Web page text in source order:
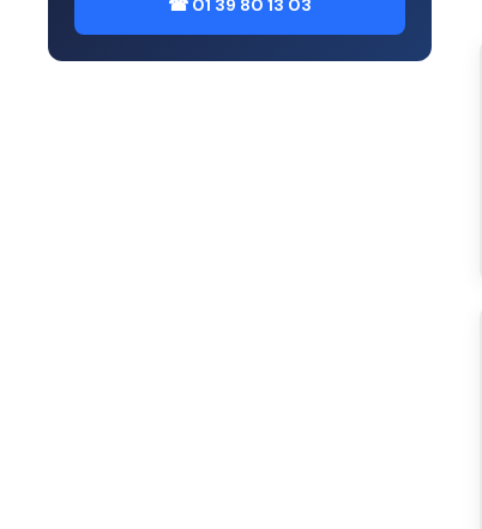
☎ 01 39 80 13 03